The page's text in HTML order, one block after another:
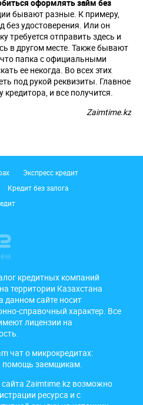
оформлять займ без
бывают разные. К примеру,
без удостоверения. Или он
требуется отправить здесь и
в другом месте. Также бывают
папка с официальными
ее некогда. Во всех этих
под рукой реквизиты. Главное
и все получится.
Zaimtime.kz
Экспресс кредит
Кредит без залога
кредитных компаний
территории Казахстана
сайте носит
справочный характер. Все
лицензии на
чат о микрокредитах:
помощь заемщикам.
Zaimtime.kz возможно
ресурса и с